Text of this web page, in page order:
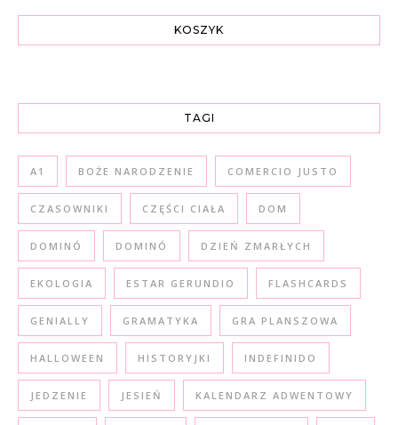
KOSZYK
TAGI
A1 BOŻE NARODZENIE COMERCIO JUSTO
CZASOWNIKI CZĘŚCI CIAŁA DOM
DOMINÓ DOMINÓ DZIEŃ ZMARŁYCH
EKOLOGIA ESTAR GERUNDIO FLASHCARDS
GENIALLY GRAMATYKA GRA PLANSZOWA
HALLOWEEN HISTORYJKI INDEFINIDO
JEDZENIE JESIEŃ KALENDARZ ADWENTOWY